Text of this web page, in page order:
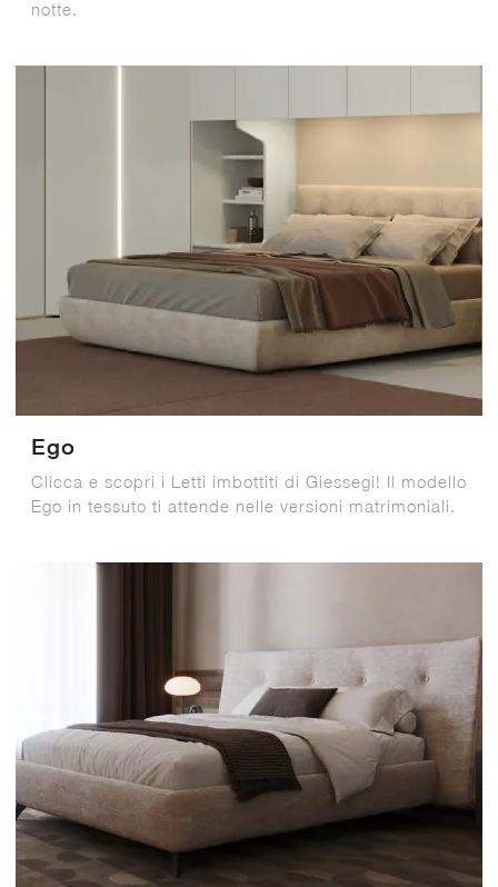
notte.
Ego
Clicca e scopri i Letti imbottiti di Giessegi! Il modello
Ego in tessuto ti attende nelle versioni matrimoniali.